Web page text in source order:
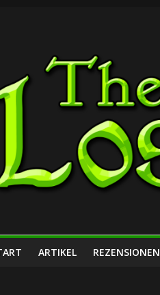
Lost
ARTIKEL REZENSIONEN